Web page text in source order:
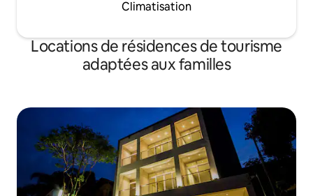
Climatisation
Locations de résidences de tourisme
adaptées aux familles